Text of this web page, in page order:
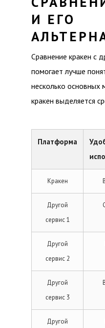
И ЕГО
Сравнение кракен с
помогает лучше
несколько
кракен выделяется
Платформа
Кракен
Другой
сервис 1
Другой
сервис 2
Другой
сервис 3
Другой